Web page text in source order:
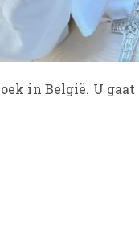
in België. U